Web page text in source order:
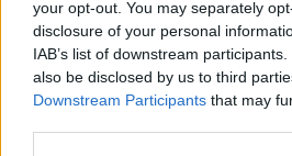
your opt-out. You may separately
disclosure of your personal
IAB’s list of downstream
also be disclosed by us to third
Downstream Participants that may